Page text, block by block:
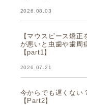
2026.08.03
【マウスピース矯
が悪いと虫歯や歯周
【part1】
2026.07.21
今からでも遅くない
【Part2】